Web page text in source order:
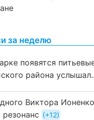
за неделю
появятся
района
Виктора
+12